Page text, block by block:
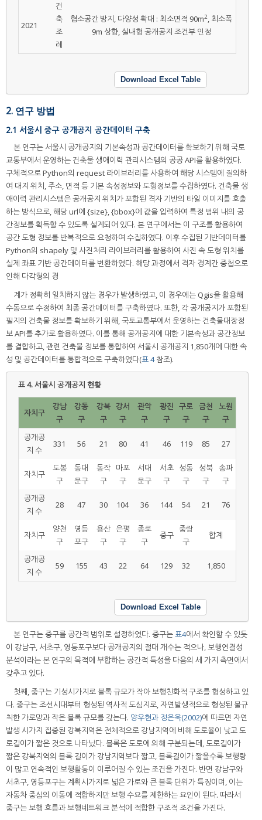
2021
건
축
조
례
협소공간 방지, 다양성 확대 : 최소면적 90m2, 최소폭
9m 상향, 실내형 공개공지 조건부 인정
Download Excel Table
2. 연구 방법
2.1 서울시 중구 공개공지 공간데이터 구축
본 연구는 서울시 공개공지의 기본속성과 공간데이터를 확보하기 위해 국토
교통부에서 운영하는 건축물 생애이력 관리시스템의 공공 API를 활용하였다.
구체적으로 Python의 request 라이브러리를 사용하여 해당 시스템에 질의하
여 대지 위치, 주소, 면적 등 기본 속성정보와 도형정보를 수집하였다. 건축물 생
애이력 관리시스템은 공개공지 위치가 포함된 격자 기반의 타일 이미지를 호출
하는 방식으로, 해당 url에 {size}, {bbox}에 값을 입력하여 특정 범위 내의 공
간정보를 획득할 수 있도록 설계되어 있다. 본 연구에서는 이 구조를 활용하여
공간 도형 정보를 반복적으로 요청하여 수집하였다. 이후 수집된 기반데이터를
Python의 shapely 및 사진처리 라이브러리를 활용하여 사진 속 도형 위치를
실제 좌표 기반 공간데이터를 변환하였다. 해당 과정에서 격자 경계간 중첩으로
인해 다각형의 경
계가 정확히 일치하지 않는 경우가 발생하였고, 이 경우에는 Qgis을 활용해
수동으로 수정하여 최종 공간데이터를 구축하였다. 또한, 각 공개공지가 포함된
필지의 건축물 정보를 확보하기 위해, 국토교통부에서 운영하는 건축물대장정
보 API를 추가로 활용하였다. 이를 통해 공개공지에 대한 기본속성과 공간정보
를 결합하고, 관련 건축물 정보를 통합하여 서울시 공개공지 1,850개에 대한 속
성 및 공간데이터를 통합적으로 구축하였다(표 4참조).
표 4.서울시 공개공지 현황
자치구
강남
구
강동
구
강북
구
강서
구
관악
구
광진
구
구로
구
금천
구
노원
구
공개공
지 수
331 56 21 80 41 46 119 85 27
자치구
도봉
구
동대
문구
동작
구
마포
구
서대
문구
서초
구
성동
구
성북
구
송파
구
공개공
지 수
28 47 30 104 36 144 54 21 76
자치구
양천
구
영등
포구
용산
구
은평
구
종로
구
중구
중랑
구
합계
공개공
지 수
59 155 43 22 64 129 32 1,850
Download Excel Table
본 연구는 중구를 공간적 범위로 설정하였다. 중구는표4에서 확인할 수 있듯
이 강남구, 서초구, 영등포구보다 공개공지의 절대 개수는 적으나, 보행연결성
분석이라는 본 연구의 목적에 부합하는 공간적 특성을 다음의 세 가지 측면에서
갖추고 있다.
첫째, 중구는 기성시가지로 블록 규모가 작아 보행친화적 구조를 형성하고 있
다. 중구는 조선시대부터 형성된 역사적 도심지로, 자연발생적으로 형성된 불규
칙한 가로망과 작은 블록 규모를 갖는다. 양우현과 정은욱(2002)에 따르면 자연
발생 시가지 집중된 강북지역은 전체적으로 강남지역에 비해 도로율이 낮고 도
로길이가 짧은 것으로 나타났다. 블록은 도로에 의해 구분되는데, 도로길이가
짧은 강북지역의 블록 길이가 강남지역보다 짧고, 블록길이가 짧을수록 보행량
이 많고 연속적인 보행활동이 이루어질 수 있는 조건을 가진다. 반면 강남구와
서초구, 영등포구는 계획시가지로 넓은 가로와 큰 블록 단위가 특징이며, 이는
자동차 중심의 이동에 적합하지만 보행 수요를 제한하는 요인이 된다. 따라서
중구는 보행 흐름과 보행네트워크 분석에 적합한 구조적 조건을 가진다.